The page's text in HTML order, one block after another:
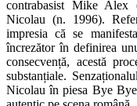
contrabasist Mike
Nicolau (n. 1996).
impresia că se
încrezător în definirea
consecvență, acestă
substanțiale.
Nicolau în piesa Bye